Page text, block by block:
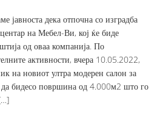
јавноста дека отпочна со изградба
на Мебел-Ви, кој ќе биде
од оваа компанија. По
активности, вчера 10.05.2022,
на новиот ултра модерен салон за
да бидесо површина од 4.000м2 што го